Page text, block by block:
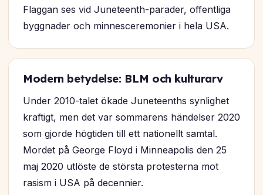
Flaggan ses vid Juneteenth-parader, offentliga
byggnader och minnesceremonier i hela USA.
Modern betydelse: BLM och kulturarv
Under 2010-talet ökade Juneteenths synlighet
kraftigt, men det var sommarens händelser 2020
som gjorde högtiden till ett nationellt samtal.
Mordet på George Floyd i Minneapolis den 25
maj 2020 utlöste de största protesterna mot
rasism i USA på decennier.